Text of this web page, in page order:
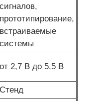
сигналов,
прототипирование,
встраиваемые
системы
от 2,7 В до 5,5 В
Стенд